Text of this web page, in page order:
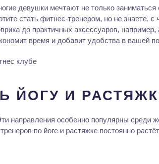
девушки мечтают не только заниматься
стать фитнес-тренером, но не знаете,
до практичных аксессуаров, например,
время и добавит удобства в вашей
ЙОГУ И
направления особенно популярны среди
по йоге и растяжке постоянно